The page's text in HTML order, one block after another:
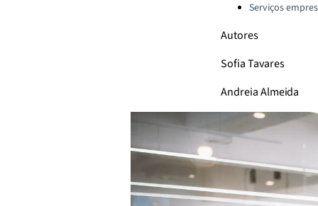
Serviços
Autores
Sofia Tavares
Andreia Almeida